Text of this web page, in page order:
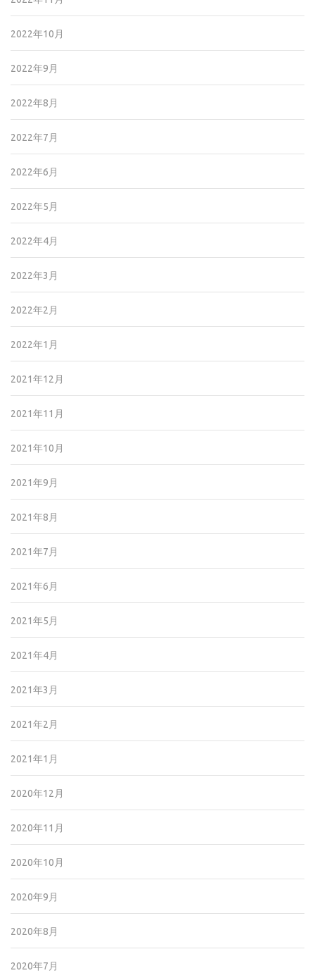
2022年10月
2022年9月
2022年8月
2022年7月
2022年6月
2022年5月
2022年4月
2022年3月
2022年2月
2022年1月
2021年12月
2021年11月
2021年10月
2021年9月
2021年8月
2021年7月
2021年6月
2021年5月
2021年4月
2021年3月
2021年2月
2021年1月
2020年12月
2020年11月
2020年10月
2020年9月
2020年8月
2020年7月